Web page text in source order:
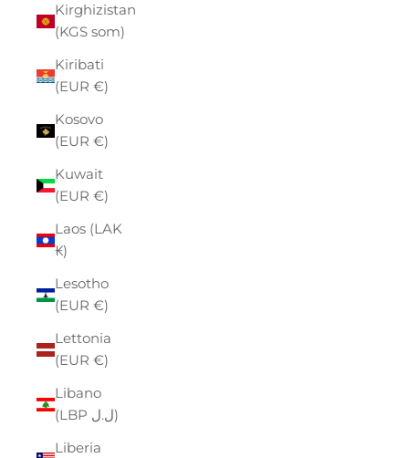
Kirghizistan
(KGS som)
Kiribati
(EUR €)
Kosovo
(EUR €)
Kuwait
(EUR €)
Laos (LAK
₭)
Lesotho
(EUR €)
Lettonia
(EUR €)
Libano
(LBP ل.ل)
Liberia